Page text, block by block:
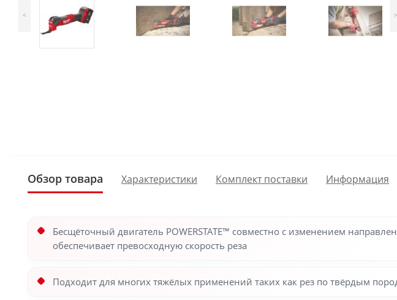
< >
Обзор товара Характеристики Комплект поставки Информация
Бесщёточный двигатель POWERSTATE™ совместно с изменением
обеспечивает превосходную скорость реза
Подходит для многих тяжёлых применений таких как рез по твёрдым